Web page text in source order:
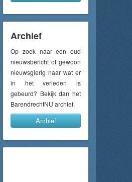
Archief
Op zoek naar een oud
nieuwsbericht of gewoon
nieuwsgierig naar wat er
in het verleden is
gebeurd? Bekijk dan het
BarendrechtNU archief.
Archief